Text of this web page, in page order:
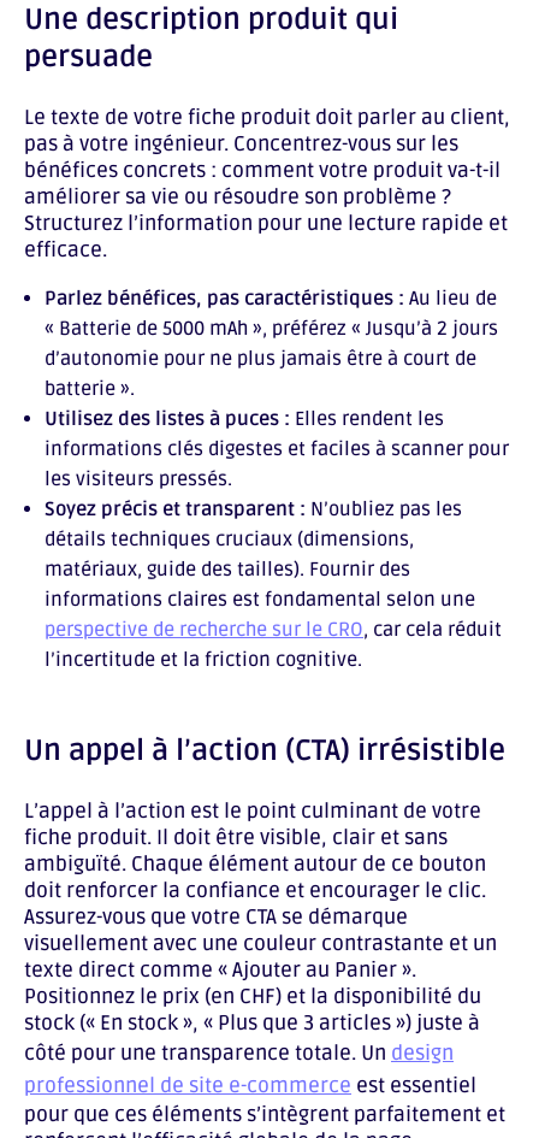
Une description produit qui
persuade
Le texte de votre fiche produit doit parler au client,
pas à votre ingénieur. Concentrez-vous sur les
bénéfices concrets : comment votre produit va-t-il
améliorer sa vie ou résoudre son problème ?
Structurez l’information pour une lecture rapide et
efficace.
Parlez bénéfices, pas caractéristiques : Au lieu de
« Batterie de 5000 mAh », préférez « Jusqu’à 2 jours
d’autonomie pour ne plus jamais être à court de
batterie ».
Utilisez des listes à puces : Elles rendent les
informations clés digestes et faciles à scanner pour
les visiteurs pressés.
Soyez précis et transparent : N’oubliez pas les
détails techniques cruciaux (dimensions,
matériaux, guide des tailles). Fournir des
informations claires est fondamental selon une
perspective de recherche sur le CRO, car cela réduit
l’incertitude et la friction cognitive.
Un appel à l’action (CTA) irrésistible
L’appel à l’action est le point culminant de votre
fiche produit. Il doit être visible, clair et sans
ambiguïté. Chaque élément autour de ce bouton
doit renforcer la confiance et encourager le clic.
Assurez-vous que votre CTA se démarque
visuellement avec une couleur contrastante et un
texte direct comme « Ajouter au Panier ».
Positionnez le prix (en CHF) et la disponibilité du
stock (« En stock », « Plus que 3 articles ») juste à
côté pour une transparence totale. Un design
professionnel de site e-commerce est essentiel
pour que ces éléments s’intègrent parfaitement et